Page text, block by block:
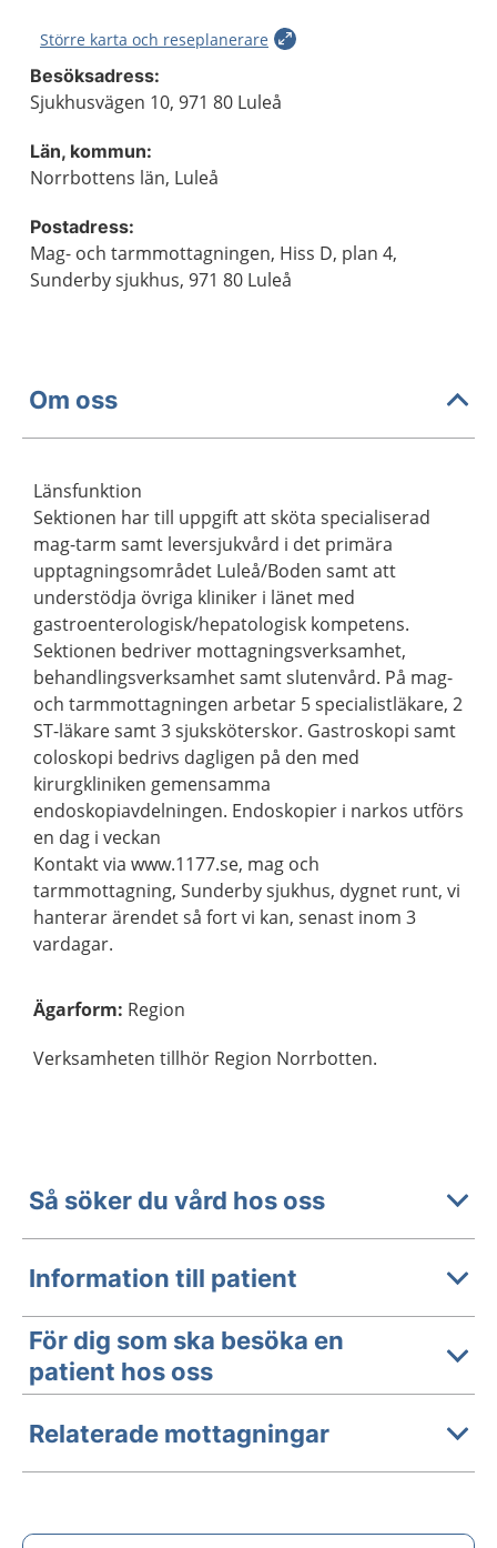
Större karta och reseplanerare
Besöksadress:
Sjukhusvägen 10, 971 80 Luleå
Län, kommun:
Norrbottens län, Luleå
Postadress:
Mag- och tarmmottagningen, Hiss D, plan 4,
Sunderby sjukhus, 971 80 Luleå
Om oss
Länsfunktion
Sektionen har till uppgift att sköta specialiserad
mag-tarm samt leversjukvård i det primära
upptagningsområdet Luleå/Boden samt att
understödja övriga kliniker i länet med
gastroenterologisk/hepatologisk kompetens.
Sektionen bedriver mottagningsverksamhet,
behandlingsverksamhet samt slutenvård. På mag-
och tarmmottagningen arbetar 5 specialistläkare, 2
ST-läkare samt 3 sjuksköterskor. Gastroskopi samt
coloskopi bedrivs dagligen på den med
kirurgkliniken gemensamma
endoskopiavdelningen. Endoskopier i narkos utförs
en dag i veckan
Kontakt via www.1177.se, mag och
tarmmottagning, Sunderby sjukhus, dygnet runt, vi
hanterar ärendet så fort vi kan, senast inom 3
vardagar.
Ägarform: Region
Verksamheten tillhör Region Norrbotten.
Så söker du vård hos oss
Information till patient
För dig som ska besöka en
patient hos oss
Relaterade mottagningar